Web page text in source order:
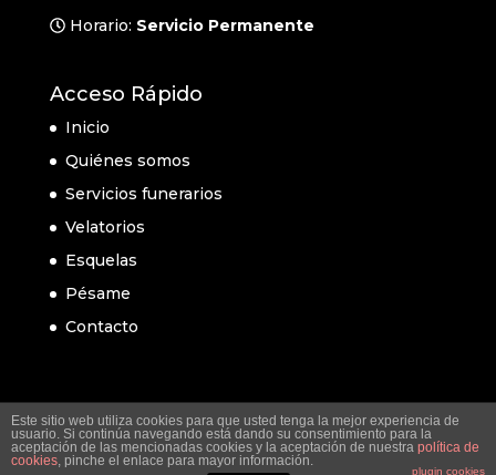
Horario: Servicio Permanente
Acceso Rápido
Inicio
Quiénes somos
Servicios funerarios
Velatorios
Esquelas
Pésame
Contacto
Este sitio web utiliza cookies para que usted tenga la mejor experiencia de
usuario. Si continúa navegando está dando su consentimiento para la
aceptación de las mencionadas cookies y la aceptación de nuestra política de
cookies, pinche el enlace para mayor información.
plugin cookies